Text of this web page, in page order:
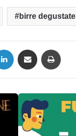
birre degustate
LinkedIn Condividi via mail